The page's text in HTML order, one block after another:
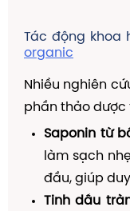
Tác động
organic
Nhiều nghiên
phần thảo dược
Saponin từ
làm sạch
đầu, giúp
Tinh dầu